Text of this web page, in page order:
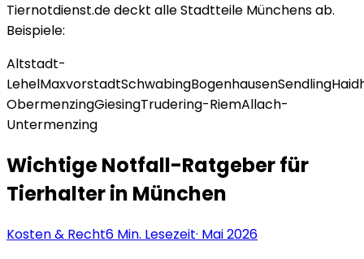
Tiernotdienst.de deckt alle Stadtteile Münchens ab.
Beispiele:
Altstadt-
LehelMaxvorstadtSchwabingBogenhausenSendling
ObermenzingGiesingTrudering-RiemAllach-
Untermenzing
Wichtige Notfall-Ratgeber für
Tierhalter in München
Kosten & Recht6 Min. Lesezeit· Mai 2026